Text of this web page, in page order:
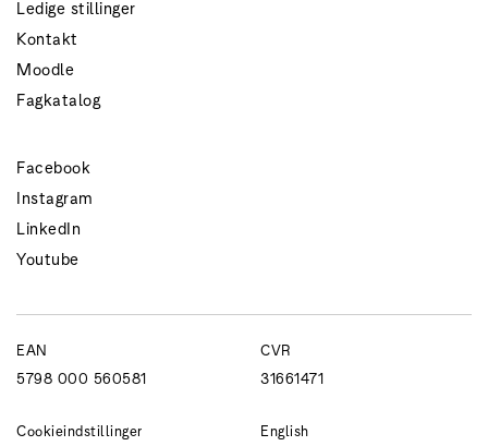
Ledige stillinger
Kontakt
Moodle
Fagkatalog
Facebook
Instagram
LinkedIn
Youtube
EAN
5798 000 560581
CVR
31661471
Cookieindstillinger English